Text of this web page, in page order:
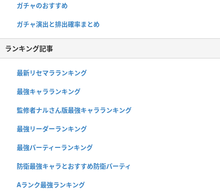
ガチャのおすすめ
ガチャ演出と排出確率まとめ
ランキング記事
最新リセマラランキング
最強キャラランキング
監修者ナルさん版最強キャラランキング
最強リーダーランキング
最強パーティーランキング
防衛最強キャラとおすすめ防衛パーティ
Aランク最強ランキング